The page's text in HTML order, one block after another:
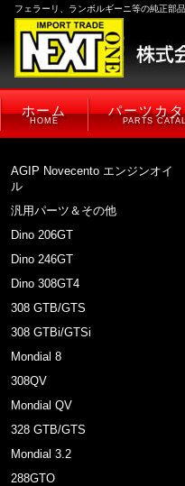
フェラーリ、ランボルギーニ等の純正部
ホーム
HOME
パーツカ
PARTS
AGIP Novecento エンジンオイ
ル
汎用パーツ＆その他
Dino 206GT
Dino 246GT
Dino 308GT4
308 GTB/GTS
308 GTBi/GTSi
Mondial 8
308QV
Mondial QV
328 GTB/GTS
Mondial 3.2
288GTO